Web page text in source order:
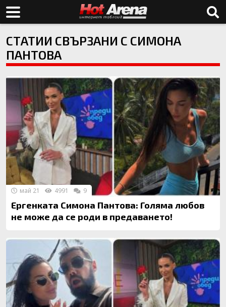
СТАТИИ СВЪРЗАНИ С СИМОНА
ПАНТОВА
Ергенката Симона Пантова: Голяма любов
не може да се роди в предаването!
май 21 4991 9